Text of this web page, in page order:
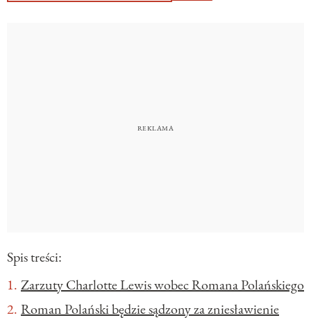
Spis treści:
Zarzuty Charlotte Lewis wobec Romana Polańskiego
Roman Polański będzie sądzony za zniesławienie